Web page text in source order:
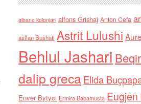
albano kolonjari alfons Grishaj Anton Cefa
asllan Bushati Astrit Lulushi
Behlul Jashari
dalip grecaElida
Enver Bytyci Ermira Babamusta